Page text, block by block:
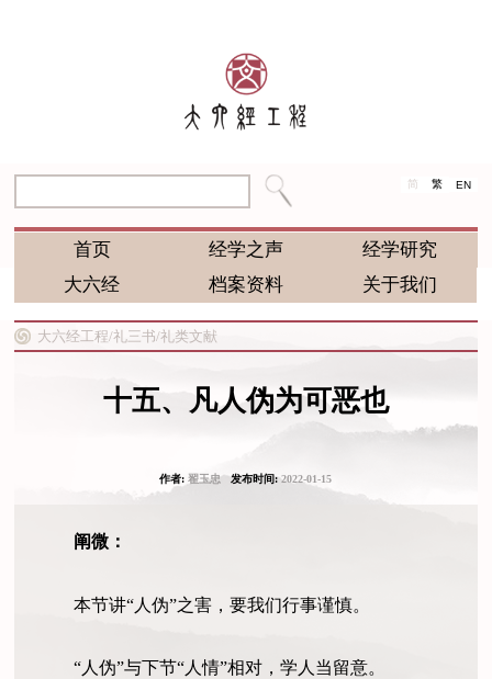
简 繁 EN
首页 经学之声
经学研究
大六经
档案资料 关于我们
大六经工程/礼三书/礼类文献
十五、凡人伪为可恶也
作者:翟玉忠发布时间:2022-01-15
阐微：
本节讲“人伪”之害，要我们行事谨慎。
“人伪”与下节“人情”相对，学人当留意。